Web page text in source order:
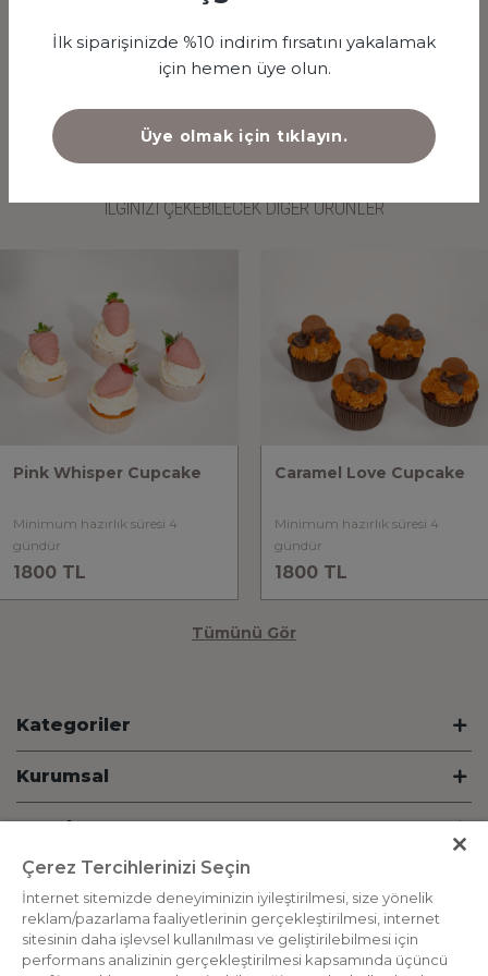
ÜRÜN AÇIKLAMASI
İLGİNİZİ ÇEKEBİLECEK DİĞER ÜRÜNLER
Pink Whisper Cupcake
Minimum hazırlık süresi 4
gündür
1800 TL
Caramel Love Cupcake
Minimum hazırlık süresi 4
gündür
1800 TL
Tümünü Gör
İlk siparişinizde %10 indirim fırsatını yakalamak
için hemen üye olun.
Üye olmak için tıklayın.
Kategoriler
Kurumsal
Hesabım
Bilgi
İletişim
Çerez Tercihlerinizi Seçin
İnternet sitemizde deneyiminizin iyileştirilmesi, size yönelik
reklam/pazarlama faaliyetlerinin gerçekleştirilmesi, internet
sitesinin daha işlevsel kullanılması ve geliştirilebilmesi için
performans analizinin gerçekleştirilmesi kapsamında üçüncü